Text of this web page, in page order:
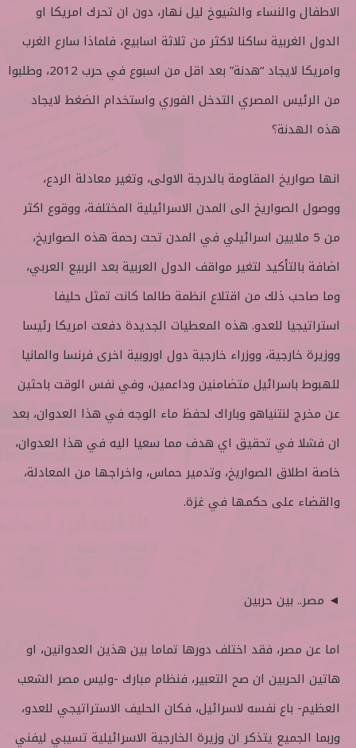
الاطفال والنساء والشيوخ ليل نهار، دون ان تحرك امريكا او
الدول الغربية ساكنا لاكثر من ثلاثة اسابيع، فلماذا سارع الغرب
وامريكا لايجاد “هدنة” بعد اقل من اسبوع في حرب 2012، وطلبوا
من الرئيس المصري التدخل الفوري واستخدام الضغط لايجاد
هذه الهدنة؟
انها صواريخ المقاومة بالدرجة الاولى، وتغير معادلة الردع،
ووصول الصواريخ الى المدن الاسرائيلية المختلفة، ووقوع اكثر
من 5 ملايين اسرائيلي في المدن تحت رحمة هذه الصواريخ،
اضافة بالتأكيد لتغير مواقف الدول العربية بعد الربيع العربي،
وما صاحب ذلك من اقتلاع انظمة طالما كانت تمثل حليفا
استراتيجيا للعدو. هذه المعطيات الجديدة دفعت امريكا رئيسا
ووزيرة خارجية، ووزراء خارجية دول اوروبية اخرى فرنسا والمانيا
للهبوط باسرائيل متضامنين وداعمين، وفي نفس الوقت باحثين
عن مخرج لنتنياهو وباراك لحفظ ماء الوجه في هذا العدوان، بعد
ان فشلا في تحقيق اي هدف مما سعيا اليه في هذا العدوان،
خاصة اطلاق الصواريخ، وتدمير حماس، واخراجها من المعادلة،
والقضاء على حكمها في غزة.
◄ مصر.. بين حربين
اما عن مصر، فقد اختلف دورها تماما بين هذين العدوانين، او
هاتين الحربين ان صح التعبير، فنظام مبارك -وليس مصر الشعب
العظيم- باع نفسه لاسرائيل، فكان الحليف الاستراتيجي للعدو،
وربما الجميع يتذكر ان وزيرة الخارجية الاسرائيلية تسيبي ليفني